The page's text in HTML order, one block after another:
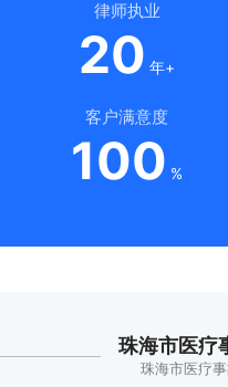
律师执业
20 年+
客户满意度
100 %
珠海市医疗
珠海市医疗